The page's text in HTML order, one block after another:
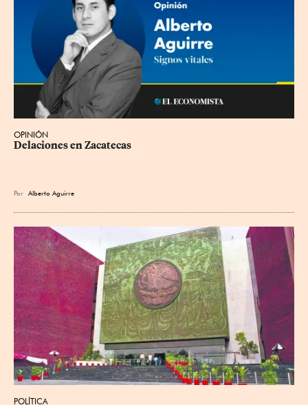
OPINIÓN
Delaciones en Zacatecas
Por Alberto Aguirre
POLÍTICA